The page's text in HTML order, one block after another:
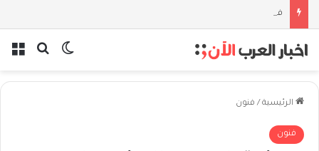
فلسفة الخيط والموج: نصف قرن في مدرسة البحر مع غسان المزيدي
بحثالوضع
الرئيسية / فنون
فنون